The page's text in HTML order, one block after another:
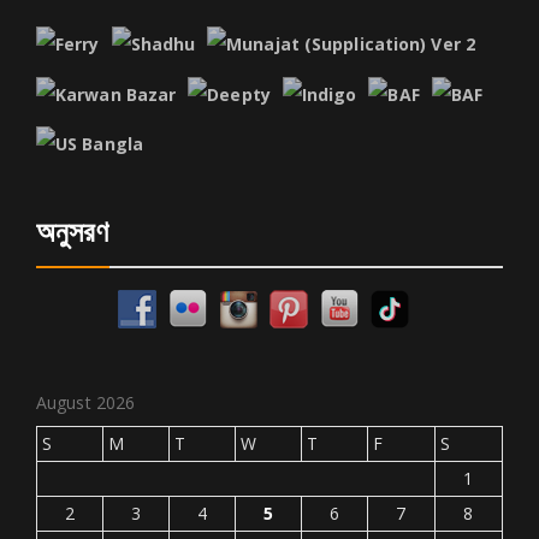
অনুসরণ
August 2026
S
M T W T F
S
1
2
3 4 5 6 7
8